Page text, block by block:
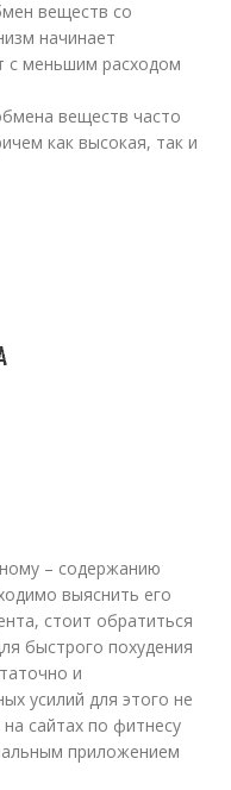
веществ со
начинает
с меньшим расходом
веществ часто
как высокая, так и
– содержанию
выяснить его
стоит обратиться
быстрого похудения
и
усилий для этого не
сайтах по фитнесу
приложением